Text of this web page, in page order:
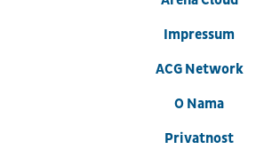
Impressum
ACG Network
O Nama
Privatnost